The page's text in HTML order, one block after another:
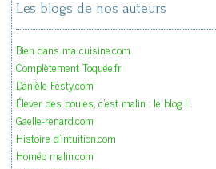
Les blogs de nos auteurs
Bien dans ma cuisine.com
Complètement Toquée.fr
Danièle Festy.com
Élever des poules, c'est malin : le blog !
Gaelle-renard.com
Histoire d'intuition.com
Homéo malin.com